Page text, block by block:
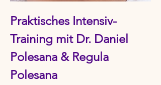
Praktisches Intensiv-
Training mit Dr. Daniel
Polesana & Regula
Polesana